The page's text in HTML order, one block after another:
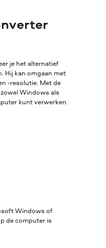
je het alternatief
Hij kan omgaan met
-resolutie. Met de
Windows als
kunt verwerken.
Windows of
de computer is